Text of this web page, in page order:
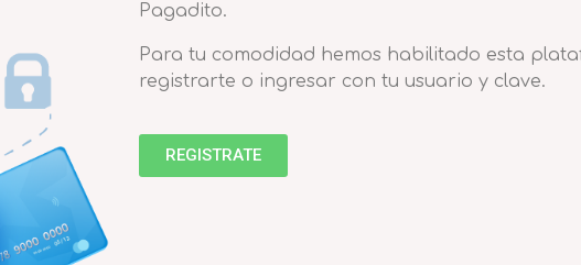
Pagadito.
Para tu comodidad hemos habilitado esta
registrarte o ingresar con tu usuario y clave.
REGISTRATE